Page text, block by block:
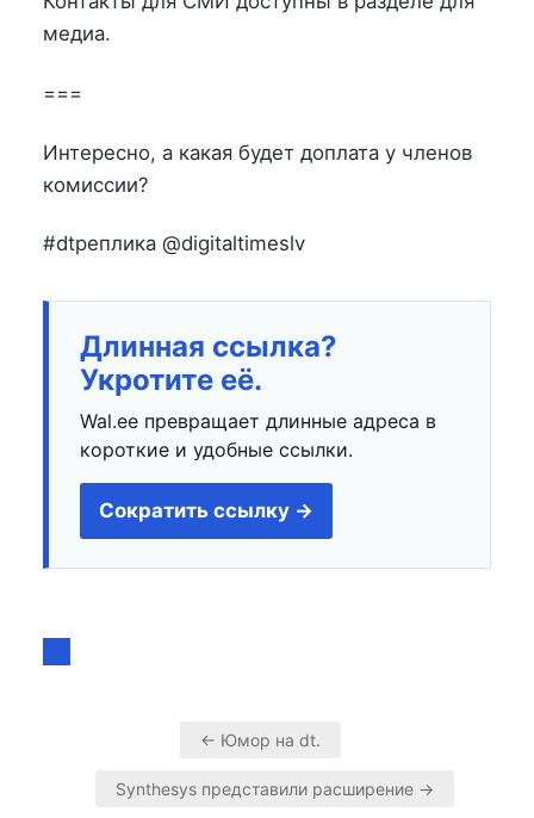
медиа.
===
Интересно, а какая будет доплата у членов
комиссии?
#dtреплика @digitaltimeslv
Длинная ссылка?
Укротите её.
Wal.ee превращает длинные адреса в
короткие и удобные ссылки.
Сократить ссылку →
Навигация
← Юмор на dt.
Synthesys представили расширение →